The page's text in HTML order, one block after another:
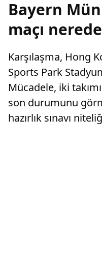
Bayern
maçı
Karşılaşma, Hong
Sports Park
Mücadele, iki
son durumunu
hazırlık sınavı